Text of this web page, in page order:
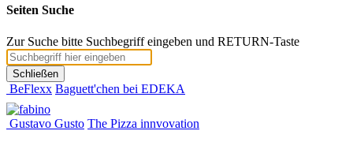
Seiten Suche
Zur Suche bitte Suchbegriff eingeben und RETURN-Taste
Schließen
BeFlexx Baguett'chen bei EDEKA
Gustavo Gusto The Pizza innvovation